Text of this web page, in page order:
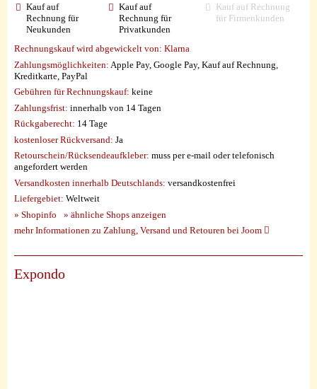
Kauf auf
Rechnung für
Neukunden
Kauf auf
Rechnung für
Privatkunden
Kauf auf Rechnung
für Firmenkunden
Rechnungskauf wird abgewickelt von: Klarna
Zahlungsmöglichkeiten: Apple Pay, Google Pay, Kauf auf Rechnung,
Kreditkarte, PayPal
Gebühren für Rechnungskauf: keine
Zahlungsfrist: innerhalb von 14 Tagen
Rückgaberecht: 14 Tage
kostenloser Rückversand: Ja
Retourschein/Rücksendeaufkleber: muss per e-mail oder telefonisch
angefordert werden
Versandkosten innerhalb Deutschlands: versandkostenfrei
Liefergebiet: Weltweit
» Shopinfo
» ähnliche Shops anzeigen
mehr Informationen zu Zahlung, Versand und Retouren bei Joom
Expondo